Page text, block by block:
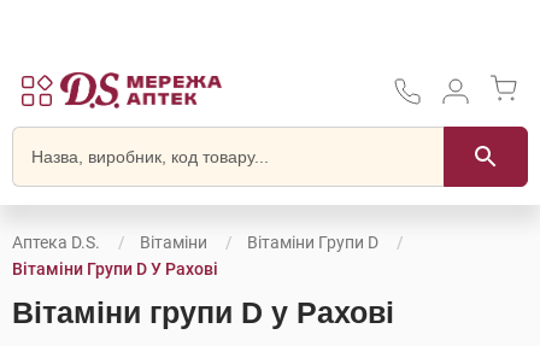
Аптека D.S. Вітаміни
Вітаміни Групи D
Вітаміни Групи D У Рахові
Вітаміни групи D у Рахові